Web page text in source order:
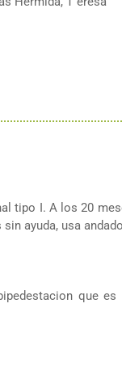
tipo I. A los 20
ayuda, usa
que es